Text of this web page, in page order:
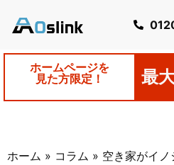
ホームページを
見た方限定！
最
ホーム » コラム » 空き家がイ